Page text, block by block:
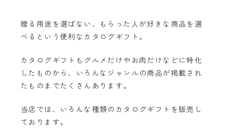
贈る用途を選ばない、もらった人が好きな商品を選
べるという便利なカタログギフト。
カタログギフトもグルメだけやお肉だけなどに特化
したものから、いろんなジャンルの商品が掲載され
たものまでたくさんあります。
当店では、いろんな種類のカタログギフトを販売し
ております。